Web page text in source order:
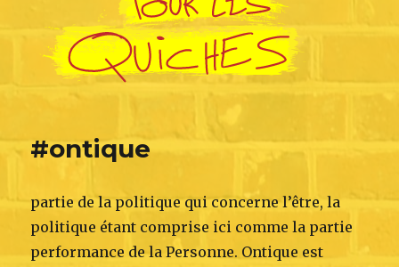
#ontique
partie de la politique qui concerne l’être, la
politique étant comprise ici comme la partie
performance de la Personne. Ontique est